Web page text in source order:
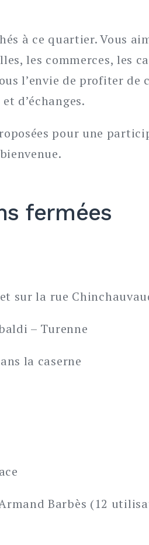
à ce quartier. Vous
les commerces, les
l’envie de profiter de
d’échanges.
pour une
fermées
sur la rue
– Turenne
la caserne
Barbès (12